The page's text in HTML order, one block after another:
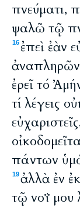
πνεύματι,
ψαλῶ τῷ
16 ἐπεὶ ἐὰν
ἀναπληρῶν
ἐρεῖ τό
τί λέγεις
πάντων
19ἀλλὰ ἐν
τῷ νοΐ μου